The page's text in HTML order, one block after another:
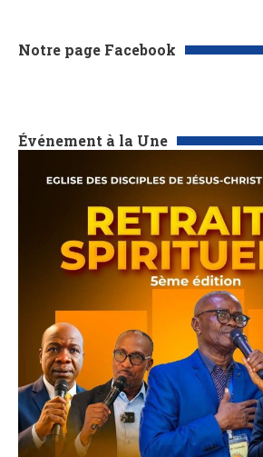
Notre page Facebook
Événement à la Une